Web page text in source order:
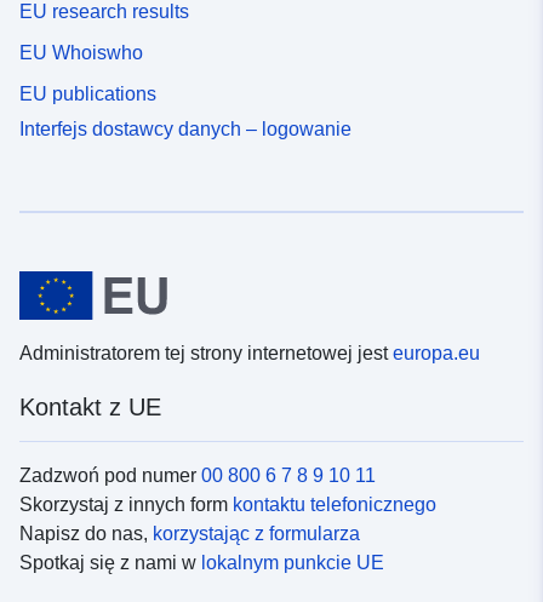
EU research results
EU Whoiswho
EU publications
Interfejs dostawcy danych – logowanie
Administratorem tej strony internetowej jesteuropa.eu
Kontakt z UE
Zadzwoń pod numer 00 800 6 7 8 9 10 11
Skorzystaj z innych form kontaktu telefonicznego
Napisz do nas, korzystając z formularza
Spotkaj się z nami w lokalnym punkcie UE